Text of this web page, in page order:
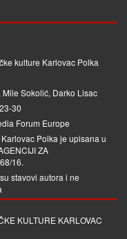
kulture Karlovac Polka
Sokolić, Darko Lisac
30
Forum Europe
Polka je upisana u
ZA
16.
stavovi autora i ne
KULTURE KARLOVAC